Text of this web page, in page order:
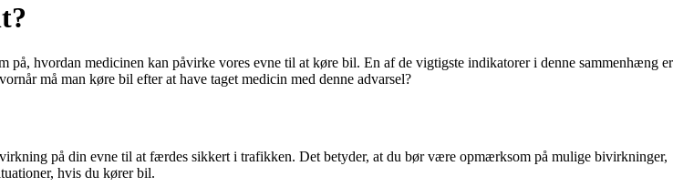
hvordan medicinen kan påvirke vores evne til at køre bil. En af de vigtigste indikatorer i denne sammenhæng er
må man køre bil efter at have taget medicin med denne advarsel?
på din evne til at færdes sikkert i trafikken. Det betyder, at du bør være opmærksom på mulige bivirkninger,
hvis du kører bil.